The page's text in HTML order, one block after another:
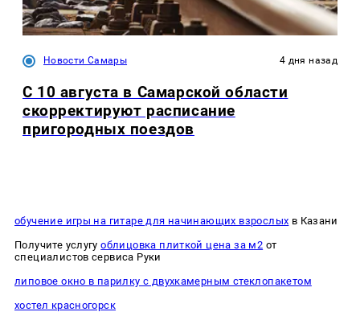
Новости Самары 4 дня назад
С 10 августа в Самарской области
скорректируют расписание
пригородных поездов
обучение игры на гитаре для начинающих взрослых в Казани
Получите услугуоблицовка плиткой цена за м2 от
специалистов сервиса Руки
липовое окно в парилку с двухкамерным стеклопакетом
хостел красногорск